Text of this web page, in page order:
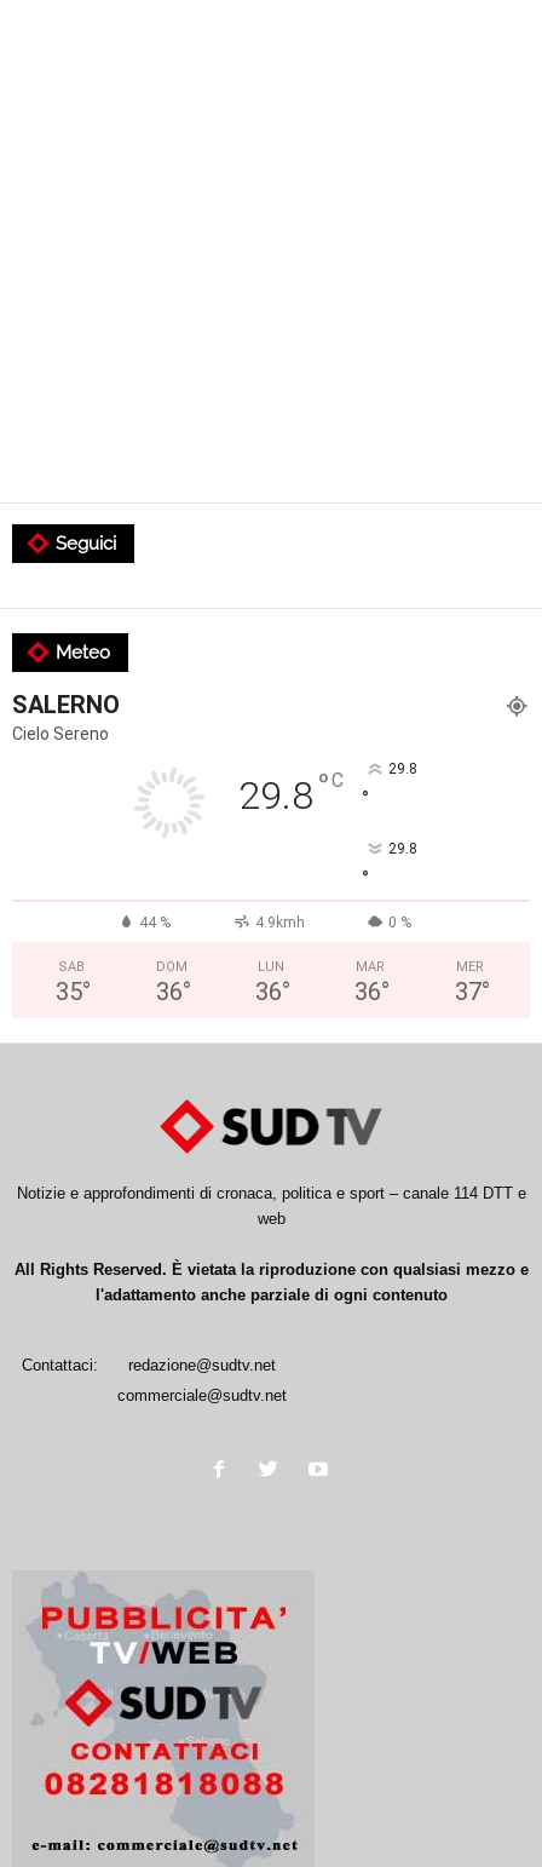
Seguici
Meteo
SALERNO
Cielo Sereno
29.8°C 29.8
°
29.8
°
44 % 4.9kmh 0 %
SAB
35°
DOM
36°
LUN
36°
MAR
36°
MER
37°
Notizie e approfondimenti di cronaca, politica e sport – canale 114 DTT e
web
All Rights Reserved. È vietata la riproduzione con qualsiasi mezzo e
l'adattamento anche parziale di ogni contenuto
Contattaci:
redazione@sudtv.net
commerciale@sudtv.net